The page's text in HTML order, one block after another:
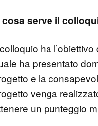
cosa serve il
ha
ha presentato
e la
venga
un punteggio